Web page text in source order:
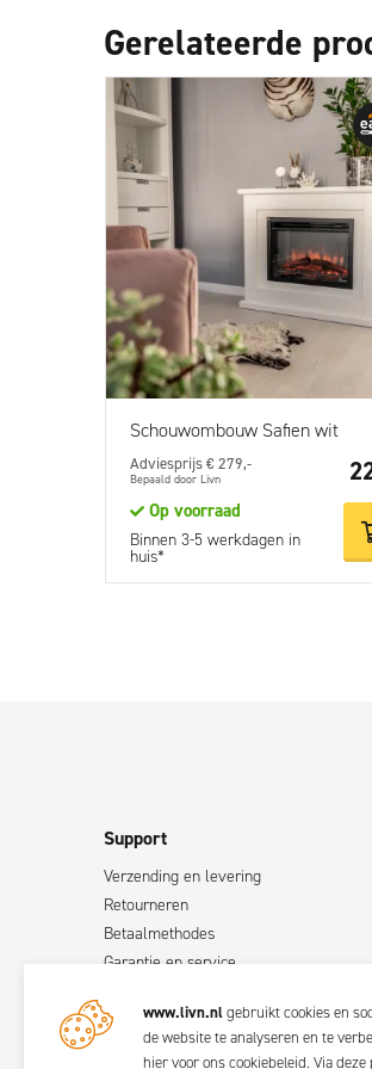
Gerelateerde
Schouwombouw Safien wit
Adviesprijs € 279,-
Bepaald door Livn
Op voorraad
Binnen 3-5 werkdagen in
huis*
Support
Verzending en levering
Retourneren
Betaalmethodes
Garantie en service
Contact
Handleidingen
www.livn.nlgebruikt cookies en
de website te analyseren en te
hier voor ons cookiebeleid. Viadeze